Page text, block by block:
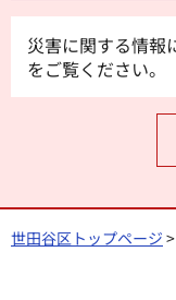
災害に関する情報
をご覧ください。
世田谷区トップページ